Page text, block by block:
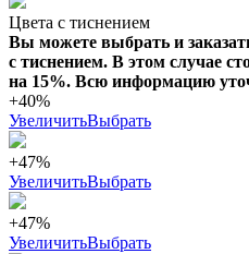
Цвета с тиснением
Вы можете выбрать и
с тиснением. В этом случае
на 15%. Всю информацию
+40%
УвеличитьВыбрать
+47%
УвеличитьВыбрать
+47%
УвеличитьВыбрать